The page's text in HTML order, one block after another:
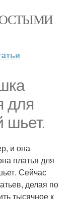
для
шьет.
и она
платья для
Сейчас
делая по
тысячное к